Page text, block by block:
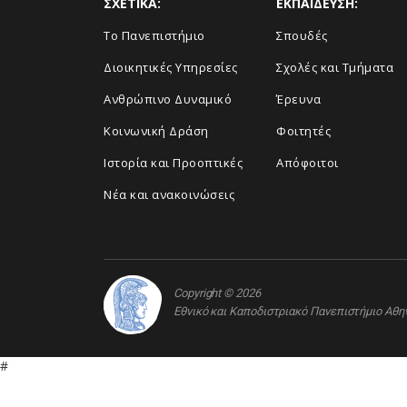
Το Πανεπιστήμιο
Διοικητικές Υπηρεσίες
Ανθρώπινο Δυναμικό
Κοινωνική Δράση
Ιστορία και Προοπτικές
Νέα και ανακοινώσεις
Σπουδές
Σχολές και Τμήματα
Έρευνα
Φοιτητές
Απόφοιτοι
Copyright © 2026
Εθνικό και Καποδιστριακό Πανεπιστήμιο
#